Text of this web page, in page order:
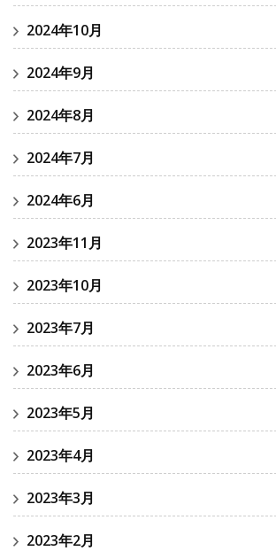
2024年10月
2024年9月
2024年8月
2024年7月
2024年6月
2023年11月
2023年10月
2023年7月
2023年6月
2023年5月
2023年4月
2023年3月
2023年2月